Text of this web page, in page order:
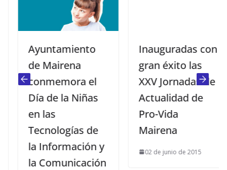
Ayuntamiento
de Mairena
conmemora el
Día de la Niñas
en las
Tecnologías de
la Información y
la Comunicación
Inauguradas con
gran éxito las
XXV Jornadas de
Actualidad de
Pro-Vida
Mairena
02 de junio de 2015